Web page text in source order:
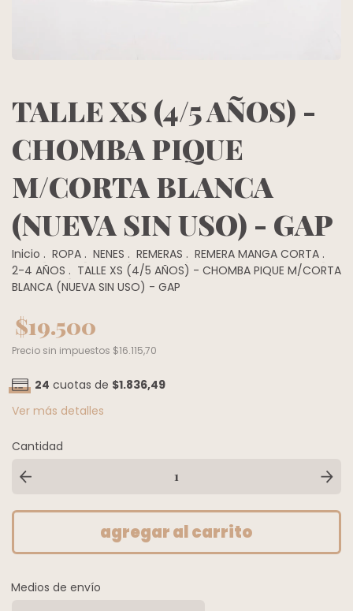
TALLE XS (4/5 AÑOS) -
CHOMBA PIQUE
M/CORTA BLANCA
(NUEVA SIN USO) - GAP
Inicio . ROPA . NENES . REMERAS . REMERA MANGA CORTA .
2-4 AÑOS . TALLE XS (4/5 AÑOS) - CHOMBA PIQUE M/CORTA
BLANCA (NUEVA SIN USO) - GAP
$19.500
Precio sin impuestos $16.115,70
24 cuotas de $1.836,49
Ver más detalles
Cantidad
Medios de envío